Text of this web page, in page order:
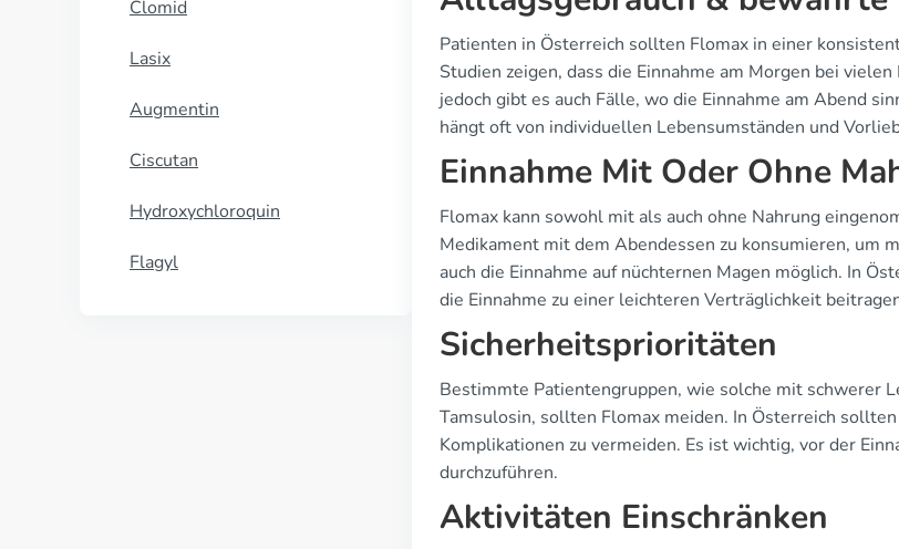
Clomid
Lasix
Augmentin
Ciscutan
Hydroxychloroquin
Flagyl
Patienten in Österreich sollten Flomax in einer
Studien zeigen, dass die Einnahme am Morgen bei
jedoch gibt es auch Fälle, wo die Einnahme am Abend
hängt oft von individuellen Lebensumständen und
Einnahme Mit Oder Ohne
Flomax kann sowohl mit als auch ohne Nahrung
Medikament mit dem Abendessen zu konsumieren, um
auch die Einnahme auf nüchternen Magen möglich. In
die Einnahme zu einer leichteren Verträglichkeit
Sicherheitsprioritäten
Bestimmte Patientengruppen, wie solche mit schwerer
Tamsulosin, sollten Flomax meiden. In Österreich
Komplikationen zu vermeiden. Es ist wichtig, vor der
durchzuführen.
Aktivitäten Einschränken